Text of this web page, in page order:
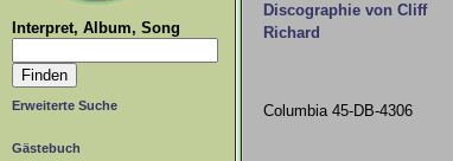
Interpret, Album, Song
Erweiterte Suche
Gästebuch
Discographie von Cliff
Richard
Columbia 45-DB-4306